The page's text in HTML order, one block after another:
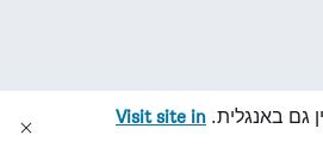
גם באנגלית. Visit site in